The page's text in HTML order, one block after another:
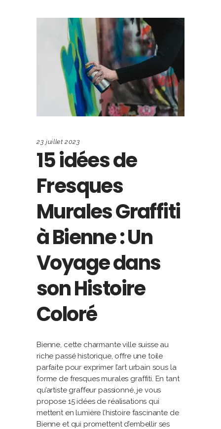
23 juillet 2023
15 idées de
Fresques
Murales Graffiti
à Bienne : Un
Voyage dans
son Histoire
Coloré
Bienne, cette charmante ville suisse au
riche passé historique, offre une toile
parfaite pour exprimer l’art urbain sous la
forme de fresques murales graffiti. En tant
qu’artiste graffeur passionné, je vous
propose 15 idées de réalisations qui
mettent en lumière l’histoire fascinante de
Bienne et qui promettent d’embellir ses